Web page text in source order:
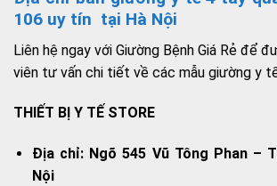
106 uy tín tại Hà Nội
Liên hệ ngay với Giường Bệnh Giá Rẻ để
viên tư vấn chi tiết về các mẫu giường y
THIẾT BỊ Y TẾ STORE
Địa chỉ: Ngõ 545 Vũ Tông Phan –
Nội